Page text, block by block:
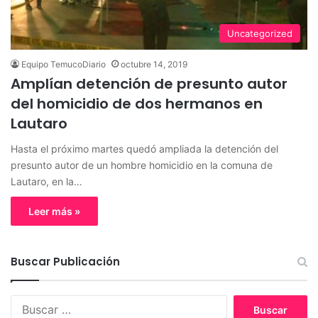
Uncategorized
Equipo TemucoDiario octubre 14, 2019
Amplían detención de presunto autor
del homicidio de dos hermanos en
Lautaro
Hasta el próximo martes quedó ampliada la detención del
presunto autor de un hombre homicidio en la comuna de
Lautaro, en la…
Leer más »
Buscar Publicación